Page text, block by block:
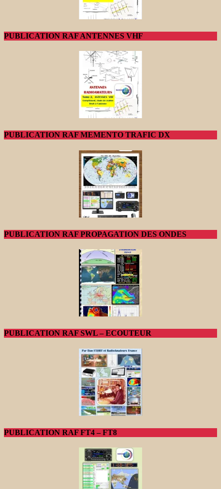
PUBLICATION RAF ANTENNES VHF
PUBLICATION RAF MEMENTO TRAFIC DX
PUBLICATION RAF PROPAGATION DES ONDES
PUBLICATION RAF SWL – ECOUTEUR
PUBLICATION RAF FT4 – FT8